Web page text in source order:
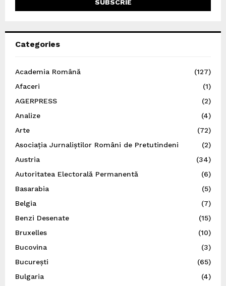
Categories
Academia Română
(127)
Afaceri
(1)
AGERPRESS
(2)
Analize
(4)
Arte
(72)
Asociația Jurnaliștilor Români de Pretutindeni
(2)
Austria
(34)
Autoritatea Electorală Permanentă
(6)
Basarabia
(5)
Belgia
(7)
Benzi Desenate
(15)
Bruxelles
(10)
Bucovina
(3)
București
(65)
Bulgaria
(4)